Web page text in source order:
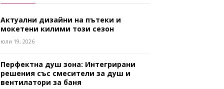
Актуални дизайни на пътеки и
мокетени килими този сезон
юли 19, 2026
Перфектна душ зона: Интегрирани
решения със смесители за душ и
вентилатори за баня